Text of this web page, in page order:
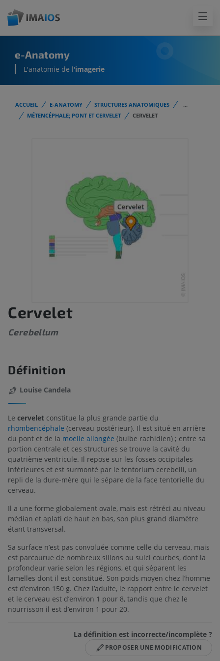
e-Anatomy
L'anatomie de l'imagerie
ACCUEIL E-ANATOMY STRUCTURES ANATOMIQUES
...
MÉTENCÉPHALE; PONT ET CERVELET
CERVELET
Cervelet
Cerebellum
Définition
Louise Candela
Le cervelet constitue la plus grande partie du
rhombencéphale (cerveau postérieur). Il est situé en arrière
du pont et de la moelle allongée (bulbe rachidien) ; entre sa
portion centrale et ces structures se trouve la cavité du
quatrième ventricule. Il repose sur les fosses occipitales
inférieures et est surmonté par le tentorium cerebelli, un
repli de la dure-mère qui le sépare de la face tentorielle du
cerveau.
Il a une forme globalement ovale, mais est rétréci au niveau
médian et aplati de haut en bas, son plus grand diamètre
étant transversal.
Sa surface n’est pas convoluée comme celle du cerveau, mais
est parcourue de nombreux sillons ou sulci courbes, dont la
profondeur varie selon les régions, et qui séparent les
lamelles dont il est constitué. Son poids moyen chez l’homme
est d’environ 150 g. Chez l’adulte, le rapport entre le cervelet
et le cerveau est d’environ 1 pour 8, tandis que chez le
nourrisson il est d’environ 1 pour 20.
La définition est incorrecte/incomplète ?
PROPOSER UNE MODIFICATION